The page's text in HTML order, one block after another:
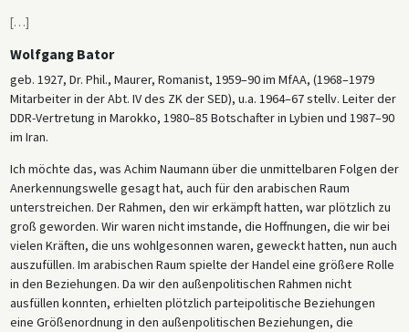
[…]
Wolfgang Bator
geb. 1927, Dr. Phil., Maurer, Romanist, 1959–90 im MfAA, (1968–1979
Mitarbeiter in der Abt. IV des ZK der SED), u.a. 1964–67 stellv. Leiter der
DDR-Vertretung in Marokko, 1980–85 Botschafter in Lybien und 1987–90
im Iran.
Ich möchte das, was Achim Naumann über die unmittelbaren Folgen der
Anerkennungswelle gesagt hat, auch für den arabischen Raum
unterstreichen. Der Rahmen, den wir erkämpft hatten, war plötzlich zu
groß geworden. Wir waren nicht imstande, die Hoffnungen, die wir bei
vielen Kräften, die uns wohlgesonnen waren, geweckt hatten, nun auch
auszufüllen. Im arabischen Raum spielte der Handel eine größere Rolle
in den Beziehungen. Da wir den außenpolitischen Rahmen nicht
ausfüllen konnten, erhielten plötzlich parteipolitische Beziehungen
eine Größenordnung in den außenpolitischen Beziehungen, die